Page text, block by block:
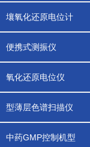
壤氧化还原电位计
便携式测振仪
氧化还原电位仪
型薄层色谱扫描仪
中药GMP控制机型